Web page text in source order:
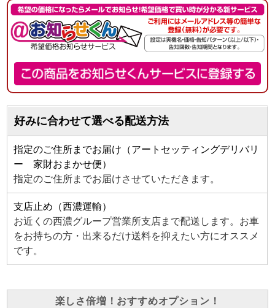
好みに合わせて選べる配送方法
指定のご住所までお届け（アートセッティングデリバリ
ー 家財おまかせ便）
指定のご住所までお届けさせていただきます。
支店止め（西濃運輸）
お近くの西濃グループ営業所支店まで配送します。お車
をお持ちの方・出来るだけ送料を抑えたい方にオススメ
です。
楽しさ倍増！おすすめオプション！